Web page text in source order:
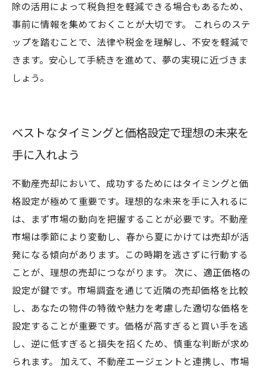
除の活用によって税負担を軽減できる場合もあるため、
事前に情報を集めておくことが大切です。 これらのステ
ップを踏むことで、法律や税金を理解し、不安を軽減で
きます。安心して手続きを進めて、夢の実現に近づきま
しょう。
ベストなタイミングと価格設定で理想の未来を
手に入れよう
不動産売却において、成功するためにはタイミングと価
格設定が極めて重要です。理想的な未来を手に入れるに
は、まず市場の動向を把握することが必要です。不動産
市場は季節により変動し、春から夏にかけては売却が活
発になる傾向があります。この時期を逃さずに行動する
ことが、理想の売却につながります。 次に、適正価格の
設定が鍵です。市場調査を通じて近隣の売却価格を比較
し、あなたの物件の特徴や魅力を考慮した適切な価格を
設定することが重要です。価格が高すぎると買い手を逃
し、逆に低すぎると損失を招くため、慎重な判断が求め
られます。 加えて、不動産エージェントと連携し、市場